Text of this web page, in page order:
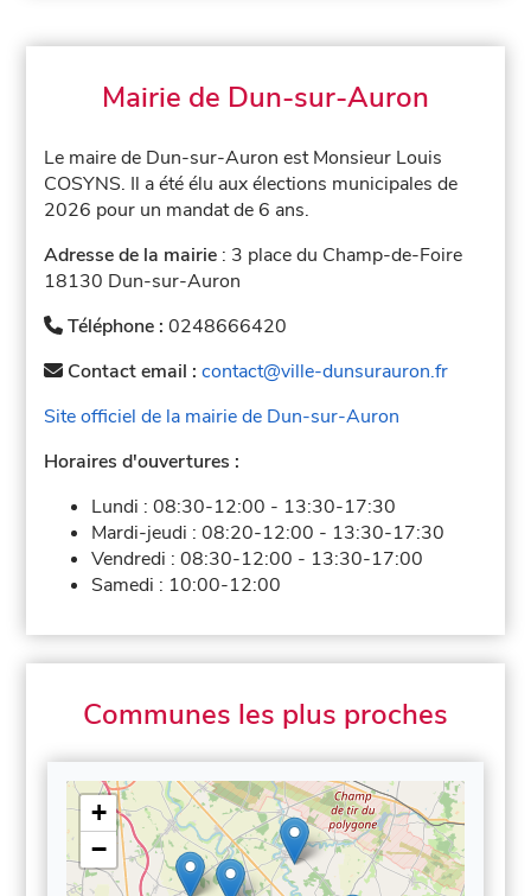
Mairie de Dun-sur-Auron
Le maire de Dun-sur-Auron est Monsieur Louis
COSYNS. Il a été élu aux élections municipales de
2026 pour un mandat de 6 ans.
Adresse de la mairie : 3 place du Champ-de-Foire
18130 Dun-sur-Auron
Téléphone :0248666420
Contact email :contact@ville-dunsurauron.fr
Site officiel de la mairie de Dun-sur-Auron
Horaires d'ouvertures :
Lundi :08:30-12:00 - 13:30-17:30
Mardi-jeudi :08:20-12:00 - 13:30-17:30
Vendredi :08:30-12:00 - 13:30-17:00
Samedi : 10:00-12:00
Communes les plus proches
+
−